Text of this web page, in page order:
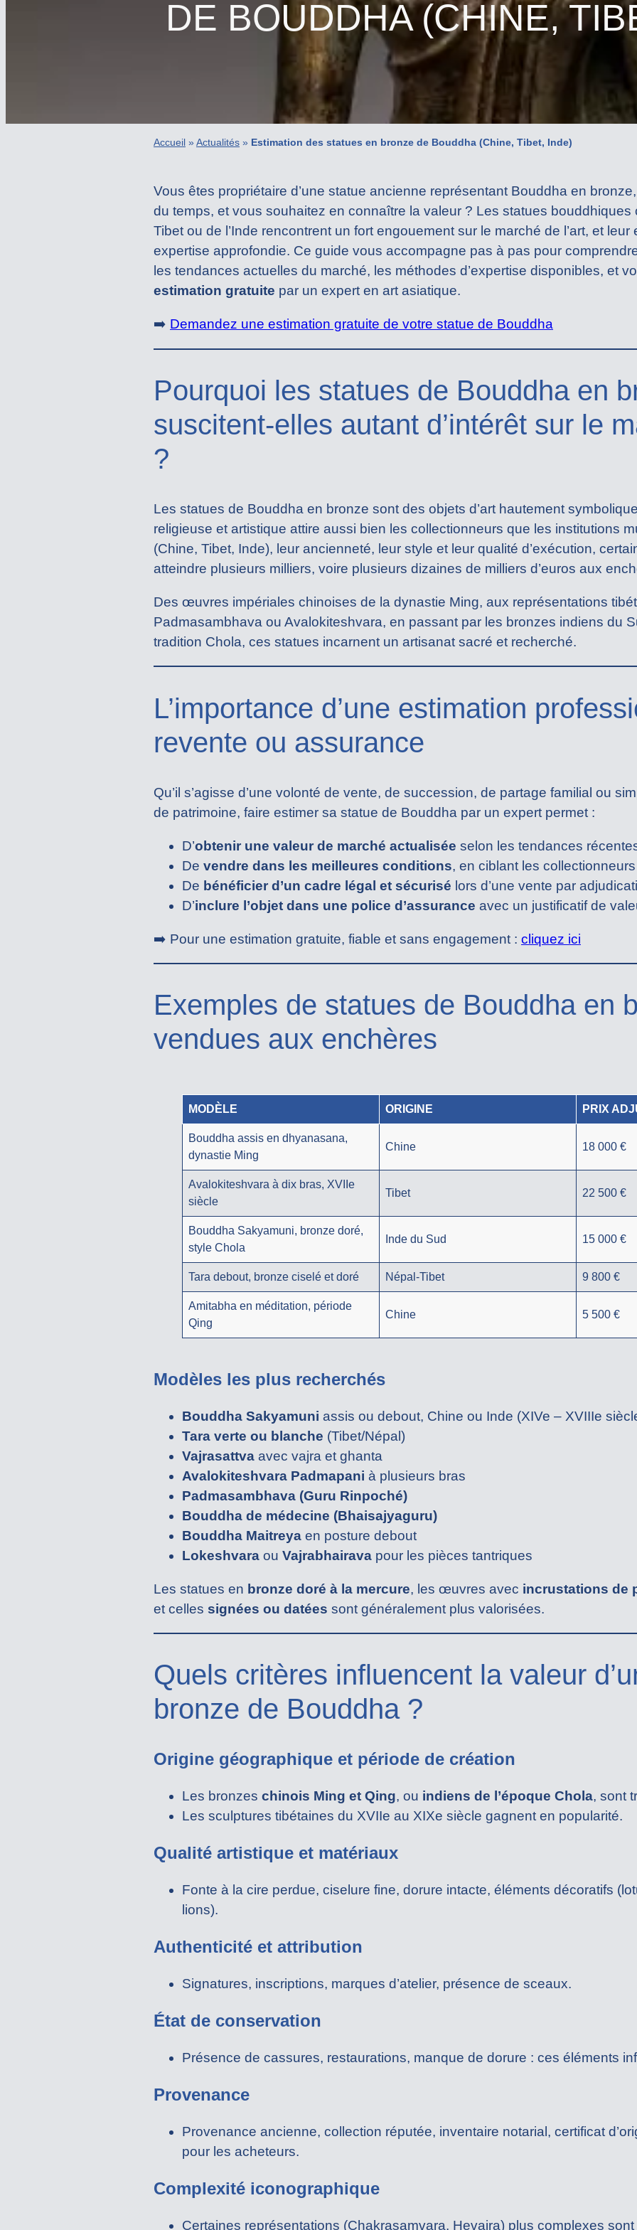
DE BOUDDHA (CHINE,
Accueil »Actualités » Estimation des statues en bronze de Bouddha (Chine, Tibet, Inde)
Vous êtes propriétaire d’une statue ancienne représentant Bouddha en
du temps, et vous souhaitez en connaître la valeur ? Les statues bouddhiques
Tibet ou de l’Inde rencontrent un fort engouement sur le marché de l’art, et
expertise approfondie. Ce guide vous accompagne pas à pas pour
les tendances actuelles du marché, les méthodes d’expertise disponibles, et
estimation gratuite par un expert en art asiatique.
➡️ Demandez une estimation gratuite de votre statue de Bouddha
Pourquoi les statues de Bouddha en
suscitent-elles autant d’intérêt sur le
?
Les statues de Bouddha en bronze sont des objets d’art hautement
religieuse et artistique attire aussi bien les collectionneurs que les institutions
(Chine, Tibet, Inde), leur ancienneté, leur style et leur qualité d’exécution,
atteindre plusieurs milliers, voire plusieurs dizaines de milliers d’euros aux
Des œuvres impériales chinoises de la dynastie Ming, aux représentations
Padmasambhava ou Avalokiteshvara, en passant par les bronzes indiens du
tradition Chola, ces statues incarnent un artisanat sacré et recherché.
L’importance d’une estimation
revente ou assurance
Qu’il s’agisse d’une volonté de vente, de succession, de partage familial ou
de patrimoine, faire estimer sa statue de Bouddha par un expert permet :
D’obtenir une valeur de marché actualisée selon les tendances
De vendre dans les meilleures conditions, en ciblant les
De bénéficier d’un cadre légal et sécurisé lors d’une vente par
D’inclure l’objet dans une police d’assurance avec un justificatif de
➡️ Pour une estimation gratuite, fiable et sans engagement : cliquez ici
Exemples de statues de Bouddha en
vendues aux enchères
MODÈLE ORIGINE PRIX
Bouddha assis en dhyanasana,
dynastie Ming
Chine 18 000 €
Avalokiteshvara à dix bras, XVIIe
siècle
Tibet 22 500 €
Bouddha Sakyamuni, bronze doré,
style Chola
Inde du Sud 15 000 €
Tara debout, bronze ciselé et doré Népal-Tibet 9 800 €
Amitabha en méditation, période
Qing
Chine 5 500 €
Modèles les plus recherchés
Bouddha Sakyamuni assis ou debout, Chine ou Inde (XIVe – XVIIIe
Tara verte ou blanche (Tibet/Népal)
Vajrasattva avec vajra et ghanta
Avalokiteshvara Padmapani à plusieurs bras
Padmasambhava (Guru Rinpoché)
Bouddha de médecine (Bhaisajyaguru)
Bouddha Maitreya en posture debout
Lokeshvara ou Vajrabhairava pour les pièces tantriques
Les statues en bronze doré à la mercure, les œuvres avec incrustations de
et celles signées ou datées sont généralement plus valorisées.
Quels critères influencent la valeur
bronze de Bouddha ?
Origine géographique et période de création
Les bronzes chinois Ming et Qing, ou indiens de l’époque Chola, sont
Les sculptures tibétaines du XVIIe au XIXe siècle gagnent en popularité.
Qualité artistique et matériaux
Fonte à la cire perdue, ciselure fine, dorure intacte, éléments décoratifs
lions).
Authenticité et attribution
Signatures, inscriptions, marques d’atelier, présence de sceaux.
État de conservation
Présence de cassures, restaurations, manque de dorure : ces éléments
Provenance
Provenance ancienne, collection réputée, inventaire notarial, certificat
pour les acheteurs.
Complexité iconographique
Certaines représentations (Chakrasamvara, Hevajra) plus complexes